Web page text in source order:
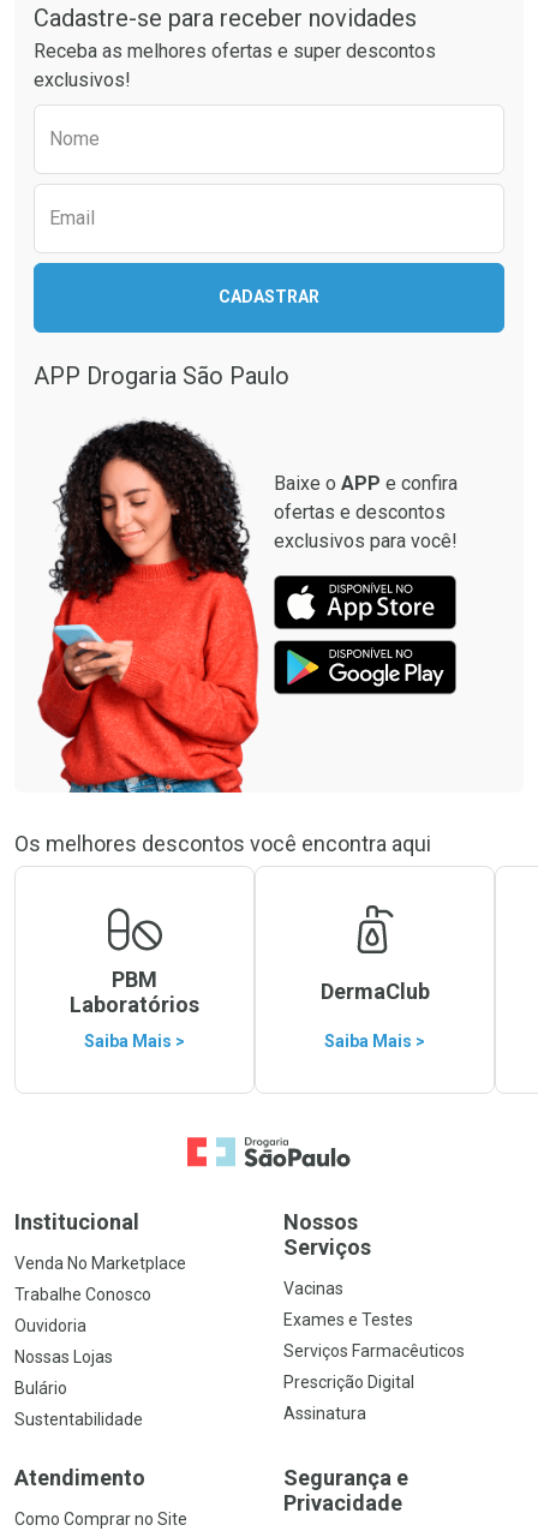
Comprar sem Desconto
Por Menos
Comprar sem Desconto
Comprar sem Desconto
Por Menos
Comprar sem Desconto
Cadastre-se para receber novidades
Receba as melhores ofertas e super descontos
exclusivos!
Nome
Email
CADASTRAR
APP Drogaria São Paulo
Baixe o APP e confira
ofertas e descontos
exclusivos para você!
Os melhores descontos você encontra aqui
PBM
Laboratórios
Saiba Mais >
DermaClub
Saiba Mais >
Ir para a Home
Institucional
Venda No Marketplace
Trabalhe Conosco
Ouvidoria
Nossas Lojas
Bulário
Sustentabilidade
Nossos
Serviços
Vacinas
Exames e Testes
Serviços Farmacêuticos
Prescrição Digital
Assinatura
Atendimento
Como Comprar no Site
Segurança e
Privacidade